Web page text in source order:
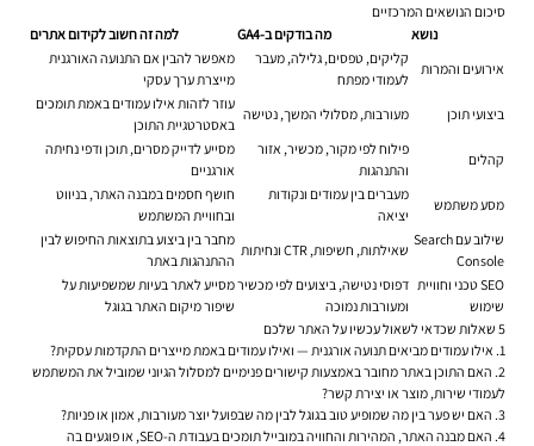
סיכום הנושאים המרכזיים
נושא
מה בודקים ב-GA4
למה זה חשוב לקידום אתרים
אירועים והמרות
קליקים, טפסים, גלילה, מעבר
לעמודי מפתח
מאפשר להבין אם התנועה האורגנית
מייצרת ערך עסקי
ביצועי תוכן
מעורבות, מסלולי המשך, נטישה
עוזר לזהות אילו עמודים באמת תומכים
באסטרטגיית התוכן
קהלים
פילוח לפי מקור, מכשיר, אזור
והתנהגות
מסייע לדייק מסרים, תוכן ודפי נחיתה
אורגניים
מסע משתמש
מעברים בין עמודים ונקודות
יציאה
חושף חסמים במבנה האתר, בניווט
ובחוויית המשתמש
שילוב עם Search
Console
שאילתות, חשיפות, CTR ונחיתות
מחבר בין ביצוע בתוצאות החיפוש לבין
ההתנהגות באתר
SEO טכני וחוויית
שימוש
דפוסי נטישה, ביצועים לפי מכשיר
ומעורבות נמוכה
מסייע לאתר בעיות שמשפיעות על
שיפור מיקום האתר בגוגל
5 שאלות שכדאי לשאול עכשיו על האתר שלכם
1. אילו עמודים מביאים תנועה אורגנית — ואילו עמודים באמת מייצרים התקדמות עסקית?
2. האם התוכן באתר מחובר באמצעות קישורים פנימיים למסלול הגיוני שמוביל את המשתמש
לעמודי שירות, מוצר או יצירת קשר?
3. האם יש פער בין מה שמופיע טוב בגוגל לבין מה שבפועל יוצר מעורבות, אמון או פניות?
4. האם מבנה האתר, המהירות והחוויה במובייל תומכים בעבודת ה-SEO, או פוגעים בה